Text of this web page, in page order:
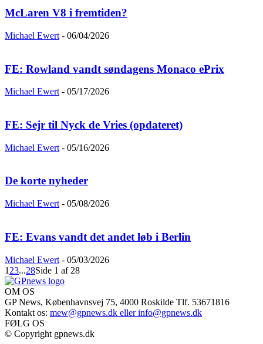
McLaren V8 i fremtiden?
Michael Ewert - 06/04/2026
FE: Rowland vandt søndagens Monaco ePrix
Michael Ewert - 05/17/2026
FE: Sejr til Nyck de Vries (opdateret)
Michael Ewert - 05/16/2026
De korte nyheder
Michael Ewert - 05/08/2026
FE: Evans vandt det andet løb i Berlin
Michael Ewert - 05/03/2026
1 23...28Side 1 af 28
OM OS
GP News, Københavnsvej 75, 4000 Roskilde Tlf. 53671816
Kontakt os: mew@gpnews.dk eller info@gpnews.dk
FØLG OS
© Copyright gpnews.dk